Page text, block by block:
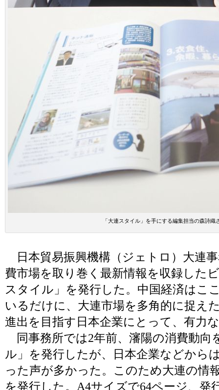
「大連スタイル」を手にする編集担当の森詩織
日本貿易振興機構（ジェトロ）大連
費市場を取り巻く最新情報を収録した
スタイル」を発行した。中国経済はこ
いるだけに、大連市場を多角的に捉え
進出を目指す日本企業にとって、有力
同事務所では2年前、瀋陽の消費動向
ル」を発行したが、日本企業などから
った声が多かった。このため大連の情
を発行した。A4サイズで64ページ、発